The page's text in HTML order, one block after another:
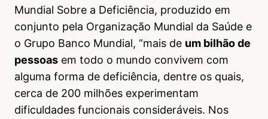
Mundial Sobre a Deficiência, produzido em
conjunto pela Organização Mundial da Saúde e
o Grupo Banco Mundial, “mais de um bilhão de
pessoas em todo o mundo convivem com
alguma forma de deficiência, dentre os quais,
cerca de 200 milhões experimentam
dificuldades funcionais consideráveis. Nos